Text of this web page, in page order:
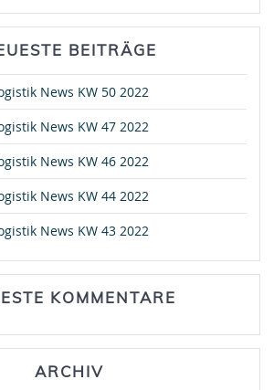
BEITRÄGE
News KW 50 2022
News KW 47 2022
News KW 46 2022
News KW 44 2022
News KW 43 2022
KOMMENTARE
ARCHIV